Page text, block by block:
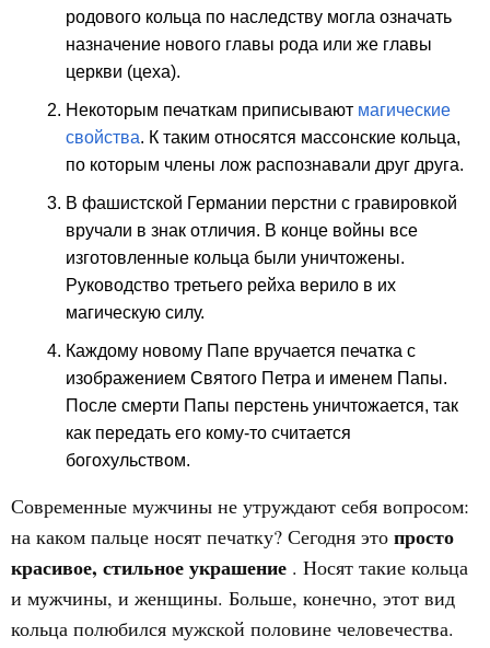
родового кольца по наследству могла означать
назначение нового главы рода или же главы
церкви (цеха).
Некоторым печаткам приписывают магические
свойства. К таким относятся массонские кольца,
по которым члены лож распознавали друг друга.
В фашистской Германии перстни с гравировкой
вручали в знак отличия. В конце войны все
изготовленные кольца были уничтожены.
Руководство третьего рейха верило в их
магическую силу.
Каждому новому Папе вручается печатка с
изображением Святого Петра и именем Папы.
После смерти Папы перстень уничтожается, так
как передать его кому-то считается
богохульством.
Современные мужчины не утруждают себя вопросом:
на каком пальце носят печатку? Сегодня это просто
красивое, стильное украшение . Носят такие кольца
и мужчины, и женщины. Больше, конечно, этот вид
кольца полюбился мужской половине человечества.